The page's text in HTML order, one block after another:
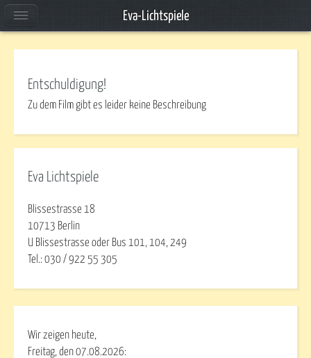
Eva Lichtspiele
Blissestrasse 18
10713 Berlin
U Blissestrasse oder Bus 101, 104, 249
Tel.: 030 / 922 55 305
Wir zeigen heute,
Freitag, den 07.08.2026:
Entschuldigung!
Zu dem Film gibt es leider keine Beschreibung
Eva-Lichtspiele